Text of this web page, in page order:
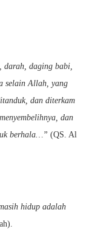
darah, daging babi,
selain Allah, yang
dan diterkam
dan
berhala…” (QS. Al
hidup adalah